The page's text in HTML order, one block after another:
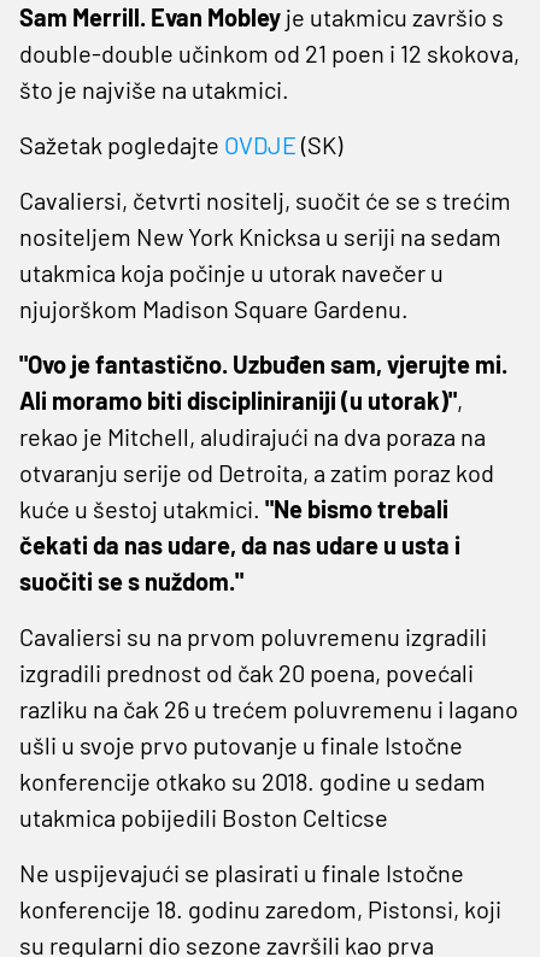
Sam Merrill. Evan Mobley je utakmicu završio s
double-double učinkom od 21 poen i 12 skokova,
što je najviše na utakmici.
Sažetak pogledajte OVDJE (SK)
Cavaliersi, četvrti nositelj, suočit će se s trećim
nositeljem New York Knicksa u seriji na sedam
utakmica koja počinje u utorak navečer u
njujorškom Madison Square Gardenu.
"Ovo je fantastično. Uzbuđen sam, vjerujte mi.
Ali moramo biti discipliniraniji (u utorak)",
rekao je Mitchell, aludirajući na dva poraza na
otvaranju serije od Detroita, a zatim poraz kod
kuće u šestoj utakmici. "Ne bismo trebali
čekati da nas udare, da nas udare u usta i
suočiti se s nuždom."
Cavaliersi su na prvom poluvremenu izgradili
izgradili prednost od čak 20 poena, povećali
razliku na čak 26 u trećem poluvremenu i lagano
ušli u svoje prvo putovanje u finale Istočne
konferencije otkako su 2018. godine u sedam
utakmica pobijedili Boston Celticse
Ne uspijevajući se plasirati u finale Istočne
konferencije 18. godinu zaredom, Pistonsi, koji
su regularni dio sezone završili kao prva